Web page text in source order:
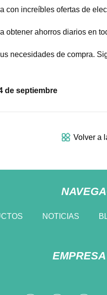
con increíbles ofertas de
obtener ahorros diarios en
necesidades de compra.
de septiembre
Volver a
NOTICIAS